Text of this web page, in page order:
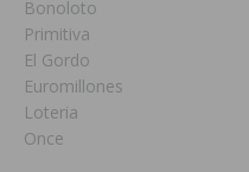
Bonoloto
Primitiva
El Gordo
Euromillones
Loteria
Once